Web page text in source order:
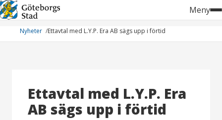
Hoppa
till
innehåll
Meny
Nyheter Ettavtal med L.Y.P. Era AB sägs upp i förtid
Ettavtal med L.Y.P. Era
AB sägs upp i förtid